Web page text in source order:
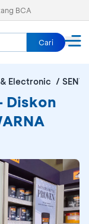
BCA
Cari
Electronic
Diskon